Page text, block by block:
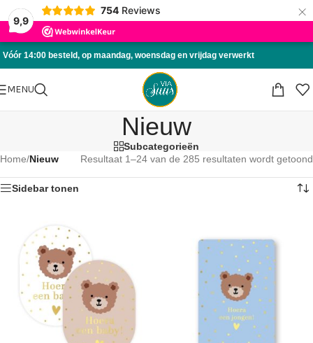
9,9
754 Reviews ×
Skip to navigation
Skip to main content
Vóór 14:00 besteld, op maandag, woensdag en vrijdag verwerkt
MENU
Nieuw
Subcategorieën
Home/Nieuw Resultaat 1–24 van de 285 resultaten wordt getoond
Sidebar tonen